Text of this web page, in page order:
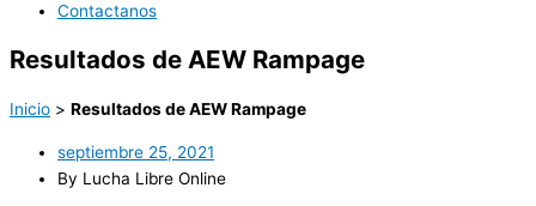
Contactanos
Resultados de AEW Rampage
Inicio > Resultados de AEW Rampage
septiembre 25, 2021
By Lucha Libre Online